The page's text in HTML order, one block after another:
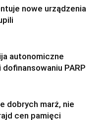
nowe urządzenia
autonomiczne
PARP
dobrych marż, nie
cen pamięci